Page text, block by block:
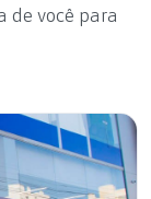
de você para